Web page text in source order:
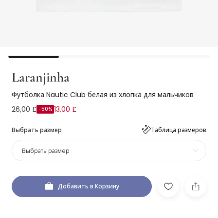
Laranjinha
Футболка Nautic Club белая из хлопка для мальчиков
26,00 £ -50% 13,00 £
Выбрать размер Таблица размеров
Выбрать размер
Добавить в Корзину